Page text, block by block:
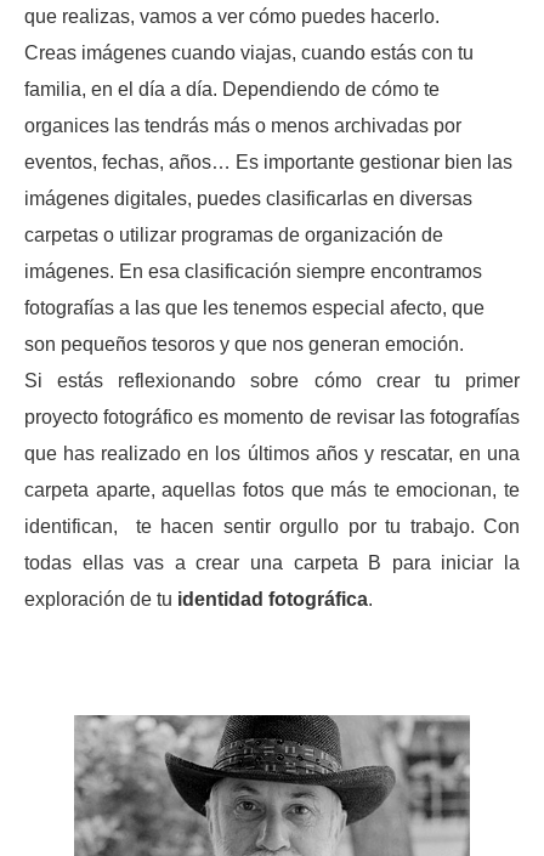
que realizas, vamos a ver cómo puedes hacerlo.
Creas imágenes cuando viajas, cuando estás con tu
familia, en el día a día. Dependiendo de cómo te
organices las tendrás más o menos archivadas por
eventos, fechas, años… Es importante gestionar bien las
imágenes digitales, puedes clasificarlas en diversas
carpetas o utilizar programas de organización de
imágenes. En esa clasificación siempre encontramos
fotografías a las que les tenemos especial afecto, que
son pequeños tesoros y que nos generan emoción.
Si estás reflexionando sobre cómo crear tu primer
proyecto fotográfico es momento de revisar las fotografías
que has realizado en los últimos años y rescatar, en una
carpeta aparte, aquellas fotos que más te emocionan, te
identifican, te hacen sentir orgullo por tu trabajo. Con
todas ellas vas a crear una carpeta B para iniciar la
exploración de tu identidad fotográfica.